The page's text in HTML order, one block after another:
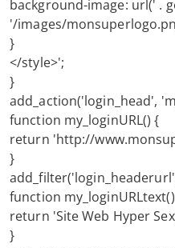
background-image: url(' .
'/images/
}
</style>';
}
add_action('login_head',
function my_loginURL() {
return 'http://
}
function
return 'Site Web Hyper
}